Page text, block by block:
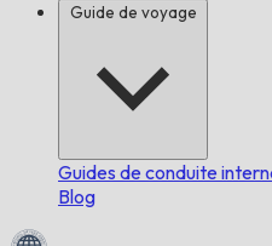
Guide de voyage
Guides de conduite
Blog